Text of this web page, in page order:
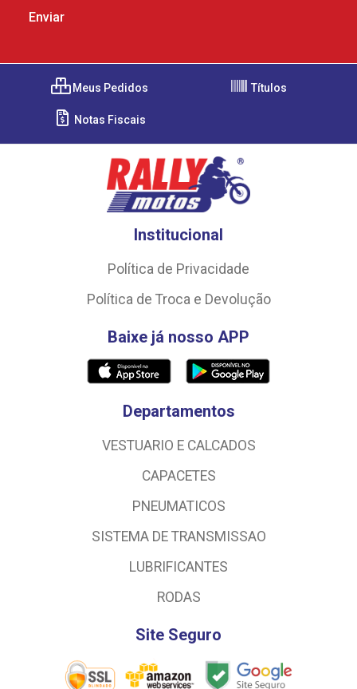
Meus Pedidos Títulos
Notas Fiscais
Institucional
Política de Privacidade
Política de Troca e Devolução
Baixe já nosso APP
Departamentos
VESTUARIO E CALCADOS
CAPACETES
PNEUMATICOS
SISTEMA DE TRANSMISSAO
LUBRIFICANTES
RODAS
Site Seguro